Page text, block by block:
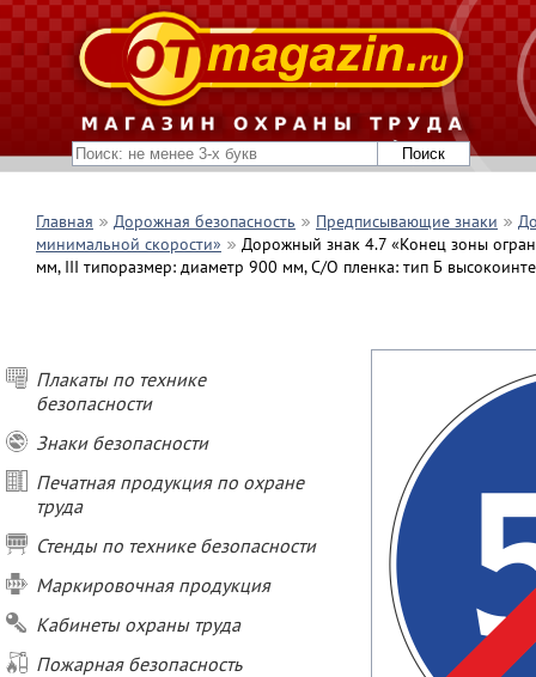
Главная Дорожная безопасность Предписывающие знаки
минимальной скорости»
Дорожный знак 4.7 «Конец зоны
мм, III типоразмер: диаметр 900 мм, С/О пленка: тип Б
Плакаты по технике
безопасности
Знаки безопасности
Печатная продукция по охране
труда
Стенды по технике безопасности
Маркировочная продукция
Кабинеты охраны труда
Пожарная безопасность